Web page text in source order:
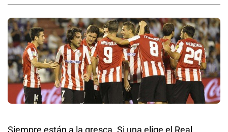
Siempre están a la gresca. Si una elige el Real